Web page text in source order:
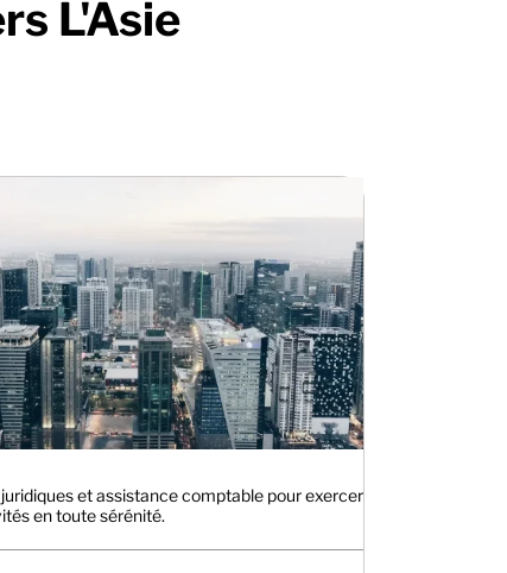
L'Asie
et assistance comptable pour exercer
en toute sérénité.